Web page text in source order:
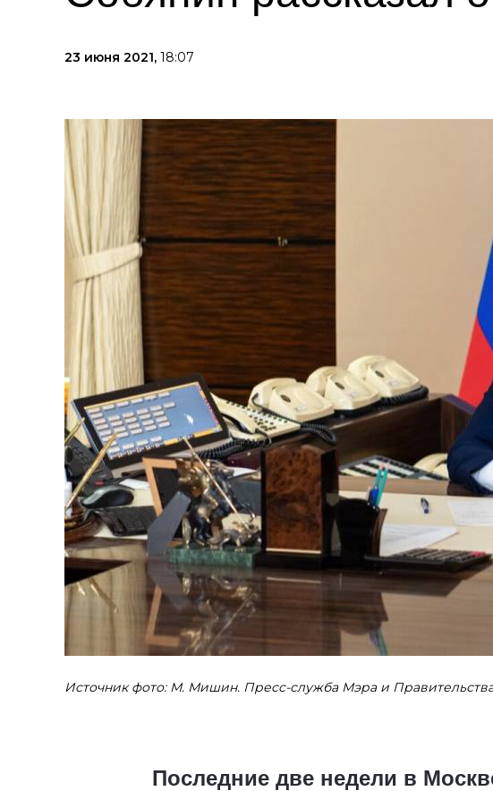
23 июня 2021, 18:07
Источник фото: М. Мишин. Пресс-служба Мэра и
Последние две недели в